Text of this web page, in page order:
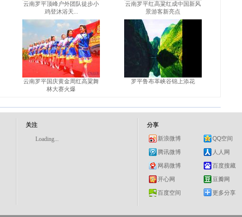
云南罗平顶峰户外团队徒步小
鸡登沐浴天...
云南罗平国庆黄金周红高粱舞
林大赛火爆
云南罗平红高粱红成中国新风
景游客新亮点
罗平鲁布革峡谷锦上添花
关注
Loading...
分享
新浪微博
QQ空间
腾讯微博
人人网
网易微博
百度搜藏
开心网
豆瓣网
百度空间
更多分享